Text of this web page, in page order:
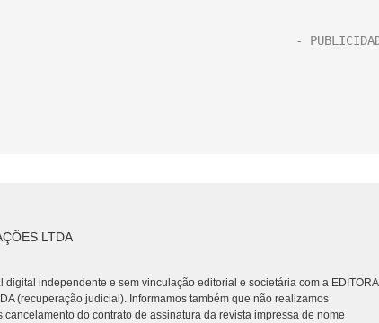
LTDA
digital independente e sem vinculação editorial e societária com a EDITORA
(recuperação judicial). Informamos também que não realizamos
do contrato de assinatura da revista impressa de nome